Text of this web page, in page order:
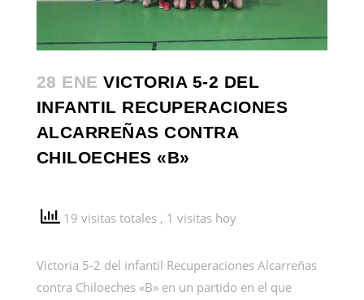
28 ENE VICTORIA 5-2 DEL
INFANTIL RECUPERACIONES
ALCARREÑAS CONTRA
CHILOECHES «B»
19 visitas totales , 1 visitas hoy
Victoria 5-2 del infantil Recuperaciones Alcarreñas
contra Chiloeches «B» en un partido en el que